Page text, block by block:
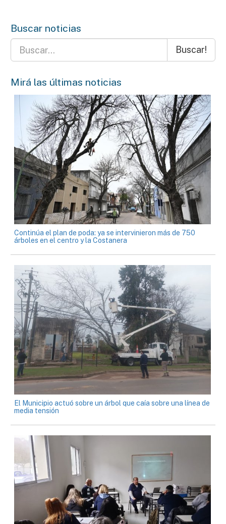
Buscar noticias
Buscar!
Mirá las últimas noticias
Continúa el plan de poda: ya se intervinieron más de 750
árboles en el centro y la Costanera
El Municipio actuó sobre un árbol que caía sobre una línea de
media tensión